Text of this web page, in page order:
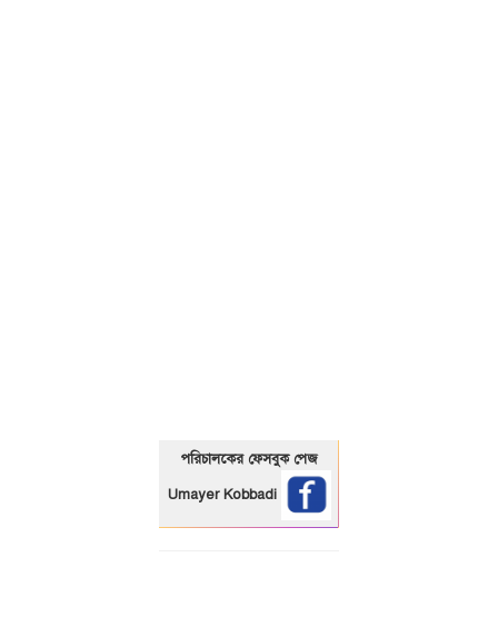
পরিচালকের ফেসবুক পেজ
Umayer Kobbadi